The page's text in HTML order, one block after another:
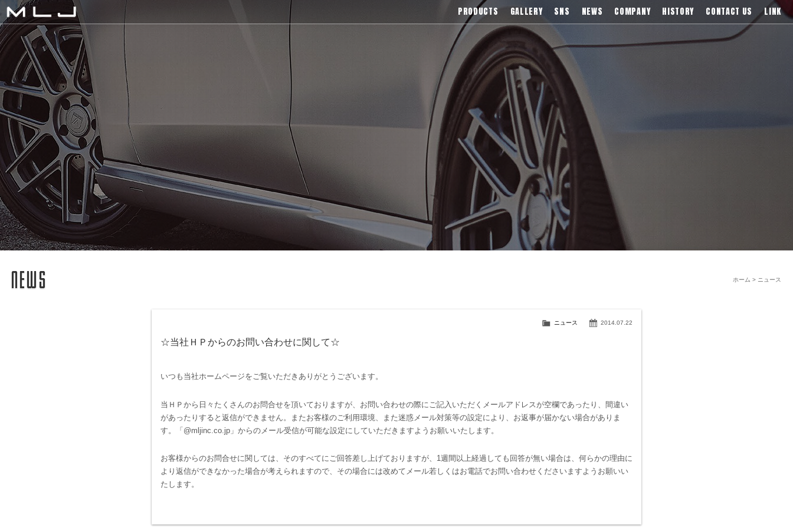
MLJ / Lexani(レクサーニ),Asanti(アサンティ),Wrest(ヴァレスト)などブランドアルミホイールの販売、輸入総代理店
PRODUCTS GALLERY SNS NEWS COMPANY HISTORY CONTACT US LINK
ニュース
ホーム >
2014.07.22
ニュース
☆当社ＨＰからのお問い合わせに関して☆
いつも当社ホームページをご覧いただきありがとうございます。
当ＨＰから日々たくさんのお問合せを頂いておりますが、お問い合わせの際にご記入いただくメールアドレスが空欄であったり、間違い
があったりすると返信ができません。またお客様のご利用環境、また迷惑メール対策等の設定により、お返事が届かない場合がありま
す。「@mljinc.co.jp」からのメール受信が可能な設定にしていただきますようお願いいたします。
お客様からのお問合せに関しては、そのすべてにご回答差し上げておりますが、1週間以上経過しても回答が無い場合は、何らかの理由に
より返信ができなかった場合が考えられますので、その場合には改めてメール若しくはお電話でお問い合わせくださいますようお願いい
たします。